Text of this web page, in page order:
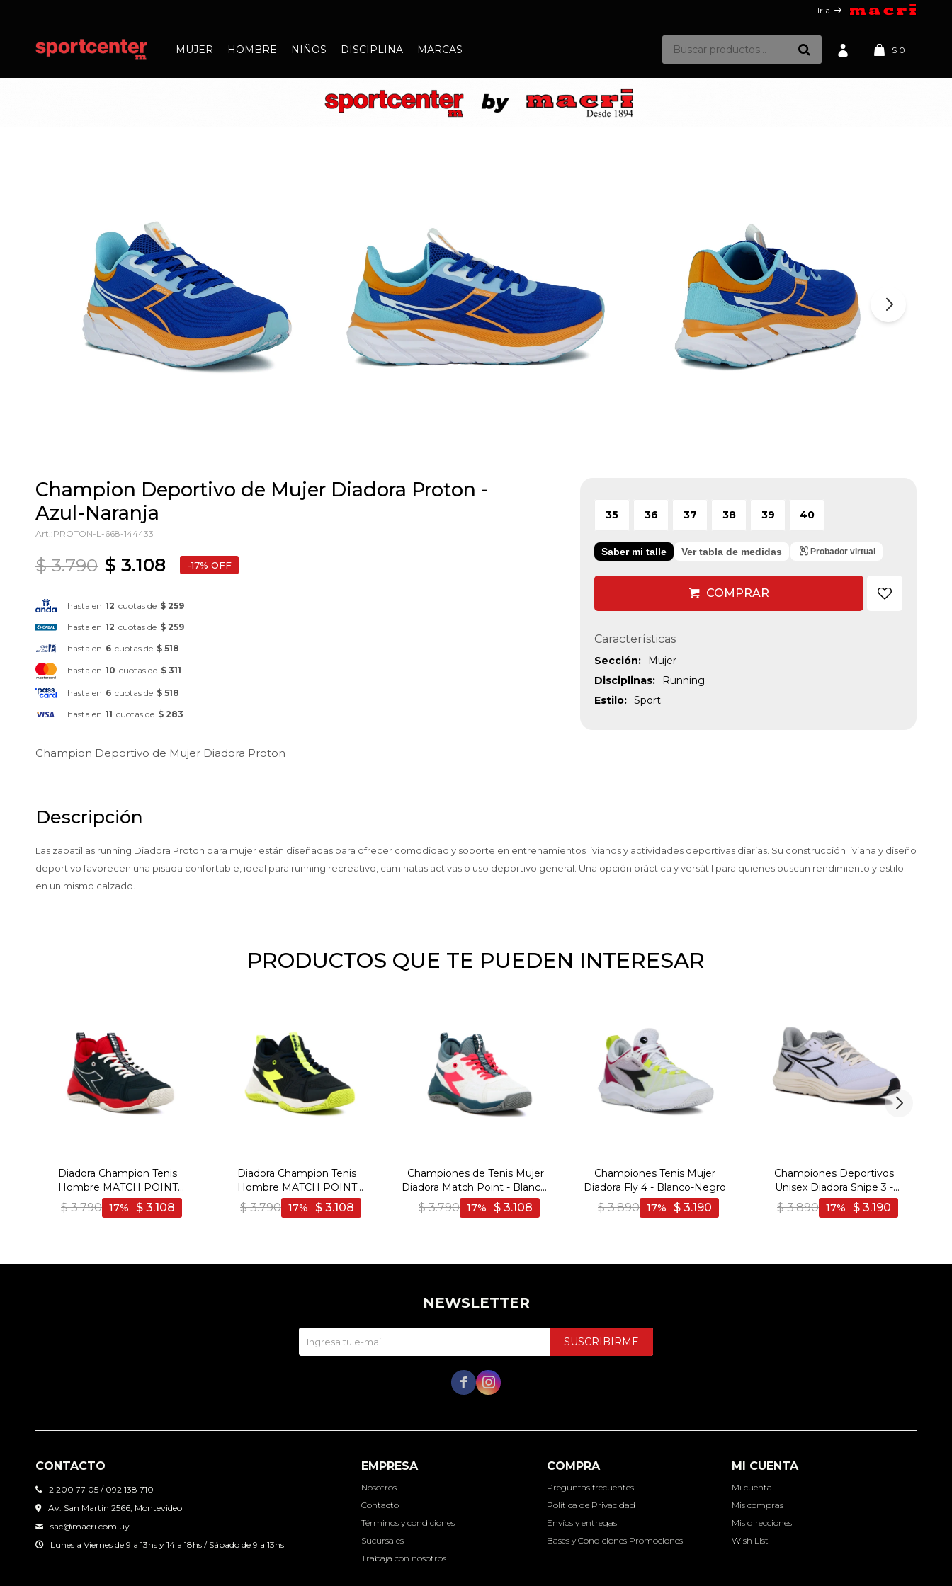
MUJER HOMBRE NIÑOS DISCIPLINA MARCAS $ 0
Ir a
Champion Deportivo de Mujer Diadora Proton -
Azul-Naranja
PROTON-L-668-144433
$ 3.108
$ 3.790 17
hasta en 12 cuotas de $ 259
hasta en 12 cuotas de $ 259
hasta en 6 cuotas de $ 518
hasta en 10 cuotas de $ 311
hasta en 6 cuotas de $ 518
hasta en 11 cuotas de $ 283
Champion Deportivo de Mujer Diadora Proton
35 36 37 38 39 40
Saber mi talle Ver tabla de medidas Probador virtual
COMPRAR
Características
Sección
Mujer
Disciplinas
Running
Estilo
Sport
Descripción
Las zapatillas running Diadora Proton para mujer están diseñadas para ofrecer comodidad y soporte en entrenamientos livianos y actividades deportivas diarias. Su construcción liviana y diseño
deportivo favorecen una pisada confortable, ideal para running recreativo, caminatas activas o uso deportivo general. Una opción práctica y versátil para quienes buscan rendimiento y estilo
en un mismo calzado.
PRODUCTOS QUE TE PUEDEN INTERESAR
Diadora Champion Tenis
Hombre MATCH POINT
NAVY-RED - Marino-Rojo
$ 3.790 $ 3.108
17
Diadora Champion Tenis
Hombre MATCH POINT
NAVY-WHITE - Marino-Blanco
$ 3.790 $ 3.108
17
Championes de Tenis Mujer
Diadora Match Point - Blanco-
Celeste
$ 3.790 $ 3.108
17
Championes Tenis Mujer
Diadora Fly 4 - Blanco-Negro
$ 3.890 $ 3.190
17
Championes Deportivos
Unisex Diadora Snipe 3 -
Blanco-Negro
$ 3.890 $ 3.190
17
CONTACTO
2 200 77 05 / 092 138 710
Av. San Martin 2566, Montevideo
sac@macri.com.uy
Lunes a Viernes de 9 a 13hs y 14 a 18hs / Sábado de 9 a 13hs
EMPRESA
Nosotros
Contacto
Términos y condiciones
Sucursales
Trabaja con nosotros
COMPRA
Preguntas frecuentes
Política de Privacidad
Envíos y entregas
Bases y Condiciones Promociones
MI CUENTA
Mi cuenta
Mis compras
Mis direcciones
Wish List
NEWSLETTER
SUSCRIBIRME
 